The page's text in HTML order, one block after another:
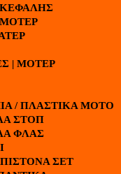
| ΜΟΤΕΡ
/ ΠΛΑΣΤΙΚΑ ΜΟΤΟ
ΣΤΟΠ
ΦΛΑΣ
ΣΕΤ